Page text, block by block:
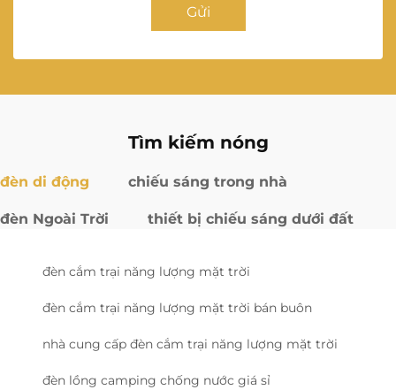
Gửi
Tìm kiếm nóng
đèn di động chiếu sáng trong nhà
đèn Ngoài Trời thiết bị chiếu sáng dưới đất
đèn cắm trại năng lượng mặt trời
đèn cắm trại năng lượng mặt trời bán buôn
nhà cung cấp đèn cắm trại năng lượng mặt trời
đèn lồng camping chống nước giá sỉ